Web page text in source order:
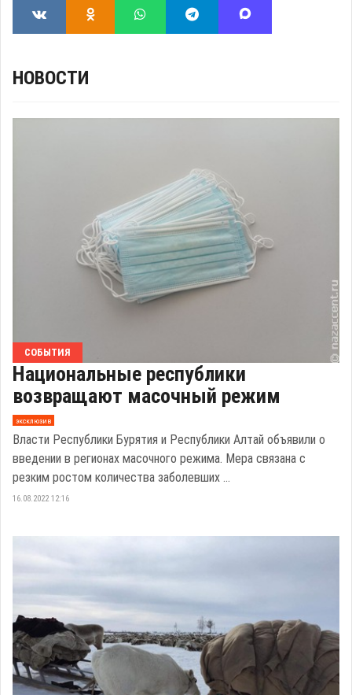
НОВОСТИ
СОБЫТИЯ
Национальные республики
возвращают масочный режим
эксклюзив
Власти Республики Бурятия и Республики Алтай объявили о
введении в регионах масочного режима. Мера связана с
резким ростом количества заболевших ...
16.08.2022 12:16